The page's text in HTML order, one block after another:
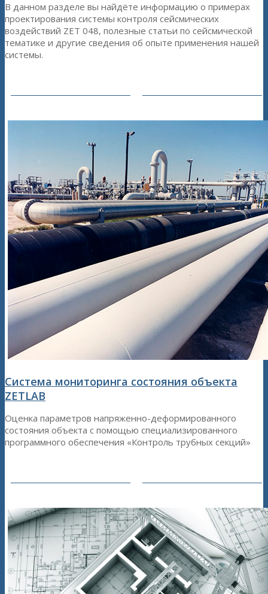
В данном разделе вы найдёте информацию о примерах
проектирования системы контроля сейсмических
воздействий ZET 048, полезные статьи по сейсмической
тематике и другие сведения об опыте применения нашей
системы.
Система мониторинга состояния объекта
ZETLAB
Оценка параметров напряженно-деформированного
состояния объекта с помощью специализированного
программного обеспечения «Контроль трубных секций»